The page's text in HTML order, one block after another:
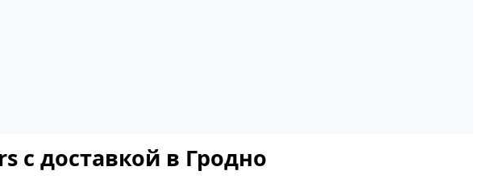
с доставкой в Гродно